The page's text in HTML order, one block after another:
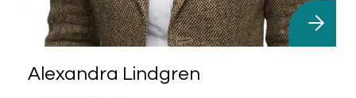
Alexandra Lindgren